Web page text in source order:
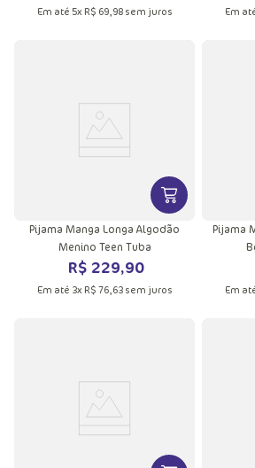
Em até 5x R$ 69, 98sem juros Em
VER MAIS
Pijama Manga Longa Algodão
Menino Teen Tuba
R$ 229,90
Em até 3x R$ 76, 63sem juros
Pijama
Em